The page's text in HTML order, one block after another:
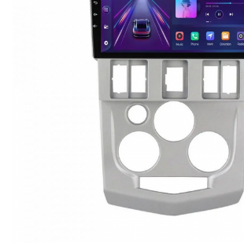
Navigatii Fiat
Navigatii Nissan
Navigatii Citroen
Navigatii Suzuki
Navigatii Mitsubishi
Navigatii Renault
Navigatii Mazda